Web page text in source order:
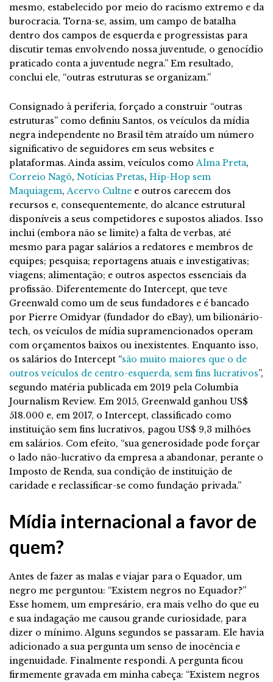
mesmo, estabelecido por meio do racismo extremo e da
burocracia. Torna-se, assim, um campo de batalha
dentro dos campos de esquerda e progressistas para
discutir temas envolvendo nossa juventude, o genocídio
praticado conta a juventude negra.” Em resultado,
conclui ele, “outras estruturas se organizam.”
Consignado à periferia, forçado a construir “outras
estruturas” como definiu Santos, os veículos da mídia
negra independente no Brasil têm atraído um número
significativo de seguidores em seus websites e
plataformas. Ainda assim, veículos como Alma Preta,
Correio Nagô, Notícias Pretas, Hip-Hop sem
Maquiagem, Acervo Cultne e outros carecem dos
recursos e, consequentemente, do alcance estrutural
disponíveis a seus competidores e supostos aliados. Isso
inclui (embora não se limite) a falta de verbas, até
mesmo para pagar salários a redatores e membros de
equipes; pesquisa; reportagens atuais e investigativas;
viagens; alimentação; e outros aspectos essenciais da
profissão. Diferentemente do Intercept, que teve
Greenwald como um de seus fundadores e é bancado
por Pierre Omidyar (fundador do eBay), um bilionário-
tech, os veículos de mídia supramencionados operam
com orçamentos baixos ou inexistentes. Enquanto isso,
os salários do Intercept “são muito maiores que o de
outros veículos de centro-esquerda, sem fins lucrativos”,
segundo matéria publicada em 2019 pela Columbia
Journalism Review. Em 2015, Greenwald ganhou US$
518.000 e, em 2017, o Intercept, classificado como
instituição sem fins lucrativos, pagou US$ 9,3 milhões
em salários. Com efeito, “sua generosidade pode forçar
o lado não-lucrativo da empresa a abandonar, perante o
Imposto de Renda, sua condição de instituição de
caridade e reclassificar-se como fundação privada.”
Mídia internacional a favor de
quem?
Antes de fazer as malas e viajar para o Equador, um
negro me perguntou: “Existem negros no Equador?”
Esse homem, um empresário, era mais velho do que eu
e sua indagação me causou grande curiosidade, para
dizer o mínimo. Alguns segundos se passaram. Ele havia
adicionado a sua pergunta um senso de inocência e
ingenuidade. Finalmente respondi. A pergunta ficou
firmemente gravada em minha cabeça: “Existem negros